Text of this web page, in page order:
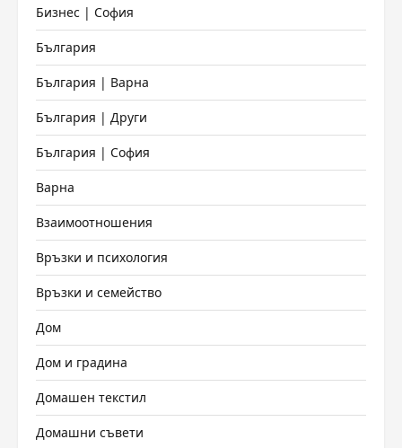
Бизнес | София
България
България | Варна
България | Други
България | София
Варна
Взаимоотношения
Връзки и психология
Връзки и семейство
Дом
Дом и градина
Домашен текстил
Домашни съвети